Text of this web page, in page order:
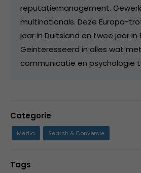
reputatiemanagement.
multinationals. Deze Europa-
jaar in Duitsland en twee jaar in
Geinteresseerd in alles wat
communicatie en psychologie
Categorie
Media Search & Conversie
Tags